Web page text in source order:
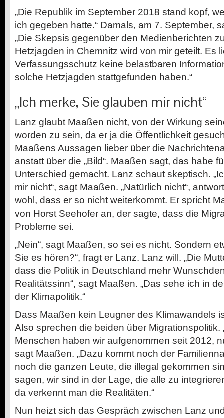
„Die Republik im September 2018 stand kopf,
ich gegeben hatte.“ Damals, am 7. September,
„Die Skepsis gegenüber den Medienberichten
Hetzjagden in Chemnitz wird von mir geteilt. Es
Verfassungsschutz keine belastbaren
solche Hetzjagden stattgefunden haben.“
„Ich merke, Sie glauben mir nicht“
Lanz glaubt Maaßen nicht, von der Wirkung
worden zu sein, da er ja die Öffentlichkeit
Maaßens Aussagen lieber über die
anstatt über die „Bild“. Maaßen sagt, das habe
Unterschied gemacht. Lanz schaut skeptisch.
mir nicht“, sagt Maaßen. „Natürlich nicht“,
wohl, dass er so nicht weiterkommt. Er spricht
von Horst Seehofer an, der sagte, dass die
Probleme sei.
„Nein“, sagt Maaßen, so sei es nicht. Sondern
Sie es hören?“, fragt er Lanz. Lanz will. „Die
dass die Politik in Deutschland mehr
Realitätssinn“, sagt Maaßen. „Das sehe ich in
der Klimapolitik.“
Dass Maaßen kein Leugner des Klimawandels
Also sprechen die beiden über Migrationspolitik.
Menschen haben wir aufgenommen seit 2012,
sagt Maaßen. „Dazu kommt noch der
noch die ganzen Leute, die illegal gekommen
sagen, wir sind in der Lage, die alle zu
da verkennt man die Realitäten.“
Nun heizt sich das Gespräch zwischen Lanz